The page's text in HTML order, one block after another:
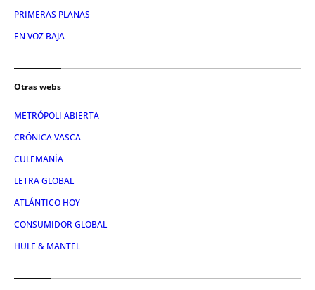
PRIMERAS PLANAS
EN VOZ BAJA
Otras webs
METRÓPOLI ABIERTA
CRÓNICA VASCA
CULEMANÍA
LETRA GLOBAL
ATLÁNTICO HOY
CONSUMIDOR GLOBAL
HULE & MANTEL